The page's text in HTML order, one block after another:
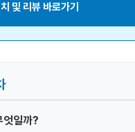
및 리뷰 바로가기
엇일까?